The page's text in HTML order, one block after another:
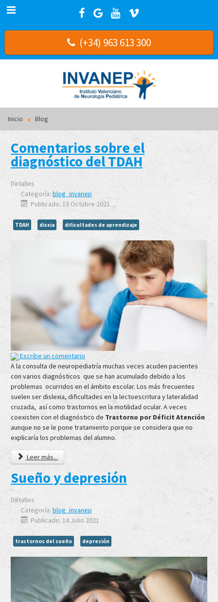
(+34) 963 613 300
Inicio Blog
Comentarios sobre el
diagnóstico del TDAH
Detalles
Categoría: blog_invanep
Publicado: 13 Octubre 2021
TDAH disxia dificultades de aprendizaje
Escribe un comentario
A la consulta de neuropediatría muchas veces acuden pacientes
con varios diagnósticos que se han acumulado debido a los
problemas ocurridos en el ámbito escolar. Los más frecuentes
suelen ser dislexia, dificultades en la lectoescritura y lateralidad
cruzada, así como trastornos en la motilidad ocular. A veces
coexisten con el diagnóstico deTrastorno por Déficit Atención
aunque no se le pone tratamiento porque se considera que no
explicaría los problemas del alumno.
Leer más...
Sueño y depresión
Detalles
Categoría: blog_invanep
Publicado: 14 Julio 2021
trastornos del sueño depresión